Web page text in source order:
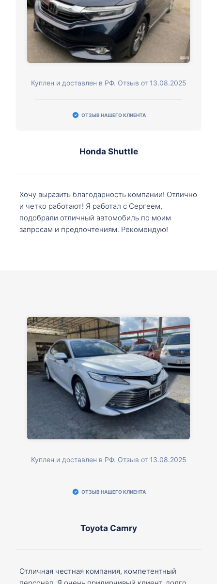
Куплен и доставлен в РФ. Отзыв от 13.08.2025
ОТЗЫВ НАШЕГО КЛИЕНТА
Honda Shuttle
Хочу выразить благодарность компании! Отлично
и четко работают! Я работал с Сергеем,
подобрали отличный автомобиль по моим
запросам и предпочтениям. Рекомендую!
Куплен и доставлен в РФ. Отзыв от 13.08.2025
ОТЗЫВ НАШЕГО КЛИЕНТА
Toyota Camry
Отличная честная компания, компетентный